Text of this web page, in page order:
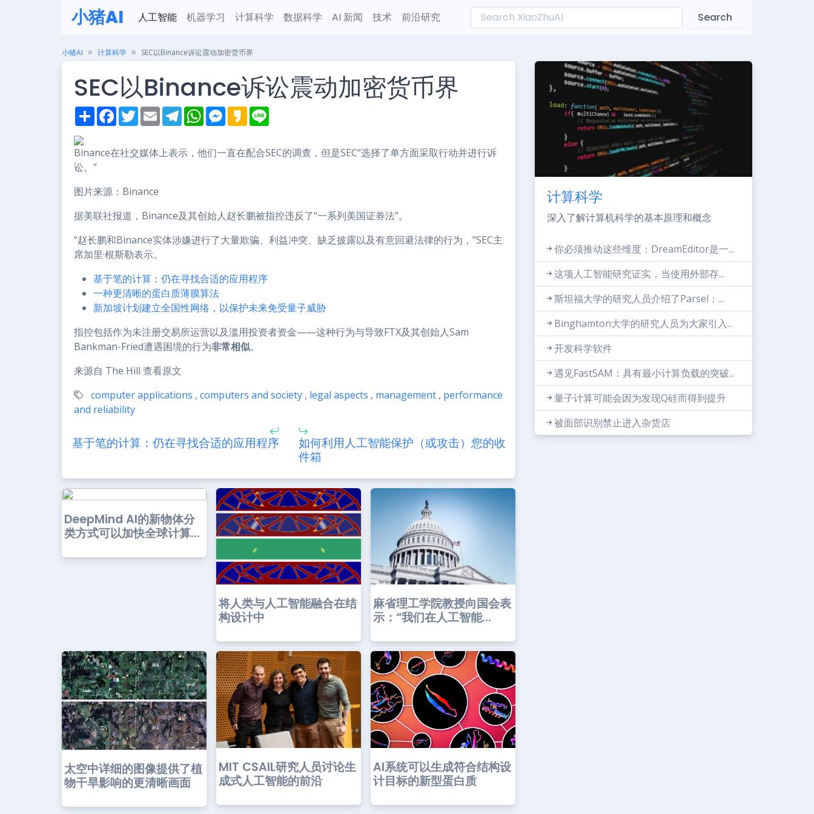
小猪AI 人工智能 机器学习 计算科学 数据科学 AI 新闻 技术 前沿研究 Search
小猪AI 计算科学 SEC以Binance诉讼震动加密货币界
SEC以Binance诉讼震动加密货币界
S
h
e
F
a
b
o
T
w
t
e
E
m
T
e
g
r
W
h
s
A
M
e
e
n
K
a
o
Binance在社交媒体上表示，他们一直在配合SEC的调查，但是SEC“选择了单方面采取行动并进行诉
讼。”
图片来源：Binance
据美联社报道，Binance及其创始人赵长鹏被指控违反了“一系列美国证券法”。
“赵长鹏和Binance实体涉嫌进行了大量欺骗、利益冲突、缺乏披露以及有意回避法律的行为，”SEC主
席加里·根斯勒表示。
基于笔的计算：仍在寻找合适的应用程序
一种更清晰的蛋白质薄膜算法
新加坡计划建立全国性网络，以保护未来免受量子威胁
指控包括作为未注册交易所运营以及滥用投资者资金——这种行为与导致FTX及其创始人Sam
Bankman-Fried遭遇困境的行为非常相似。
来源自 The Hill 查看原文
computer applications , computers and society , legal aspects , management , performance
and reliability
基于笔的计算：仍在寻找合适的应用程序
如何利用人工智能保护（或攻击）您的收
件箱
DeepMind AI的新物体分
类方式可以加快全球计算...
将人类与人工智能融合在结
构设计中
麻省理工学院教授向国会表
示：“我们在人工智能...
太空中详细的图像提供了植
物干旱影响的更清晰画面
MIT CSAIL研究人员讨论生
成式人工智能的前沿
AI系统可以生成符合结构设
计目标的新型蛋白质
计算科学
深入了解计算机科学的基本原理和概念
你必须推动这些维度：DreamEditor是一...
这项人工智能研究证实，当使用外部存...
斯坦福大学的研究人员介绍了Parsel：...
Binghamton大学的研究人员为大家引入...
开发科学软件
遇见FastSAM：具有最小计算负载的突破...
量子计算可能会因为发现Q硅而得到提升
被面部识别禁止进入杂货店